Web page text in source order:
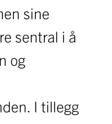
sine
sentral i å
og
I tillegg